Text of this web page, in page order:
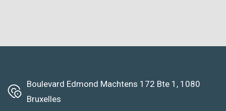
Boulevard Edmond Machtens 172 Bte 1, 1080
Bruxelles